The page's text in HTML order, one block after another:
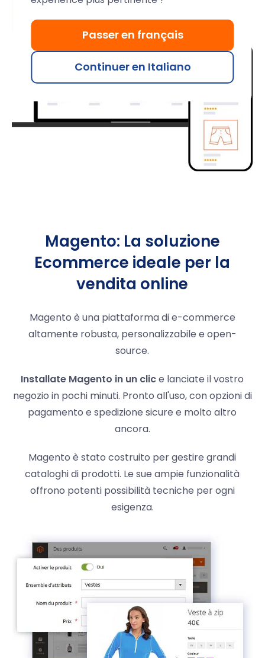
Magento: La soluzione
Ecommerce ideale per la
vendita online
Magento è una piattaforma di e-commerce
altamente robusta, personalizzabile e open-
source.
Installate Magento in un clice lanciate il vostro
negozio in pochi minuti. Pronto all'uso, con opzioni di
pagamento e spedizione sicure e molto altro
ancora.
Magento è stato costruito per gestire grandi
cataloghi di prodotti. Le sue ampie funzionalità
offrono potenti possibilità tecniche per ogni
esigenza.
Passer en français
Continuer en Italiano